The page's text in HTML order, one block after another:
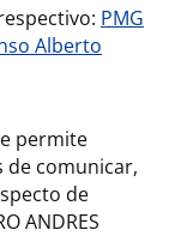
PMG
Alberto
permite
de comunicar,
de
ANDRES